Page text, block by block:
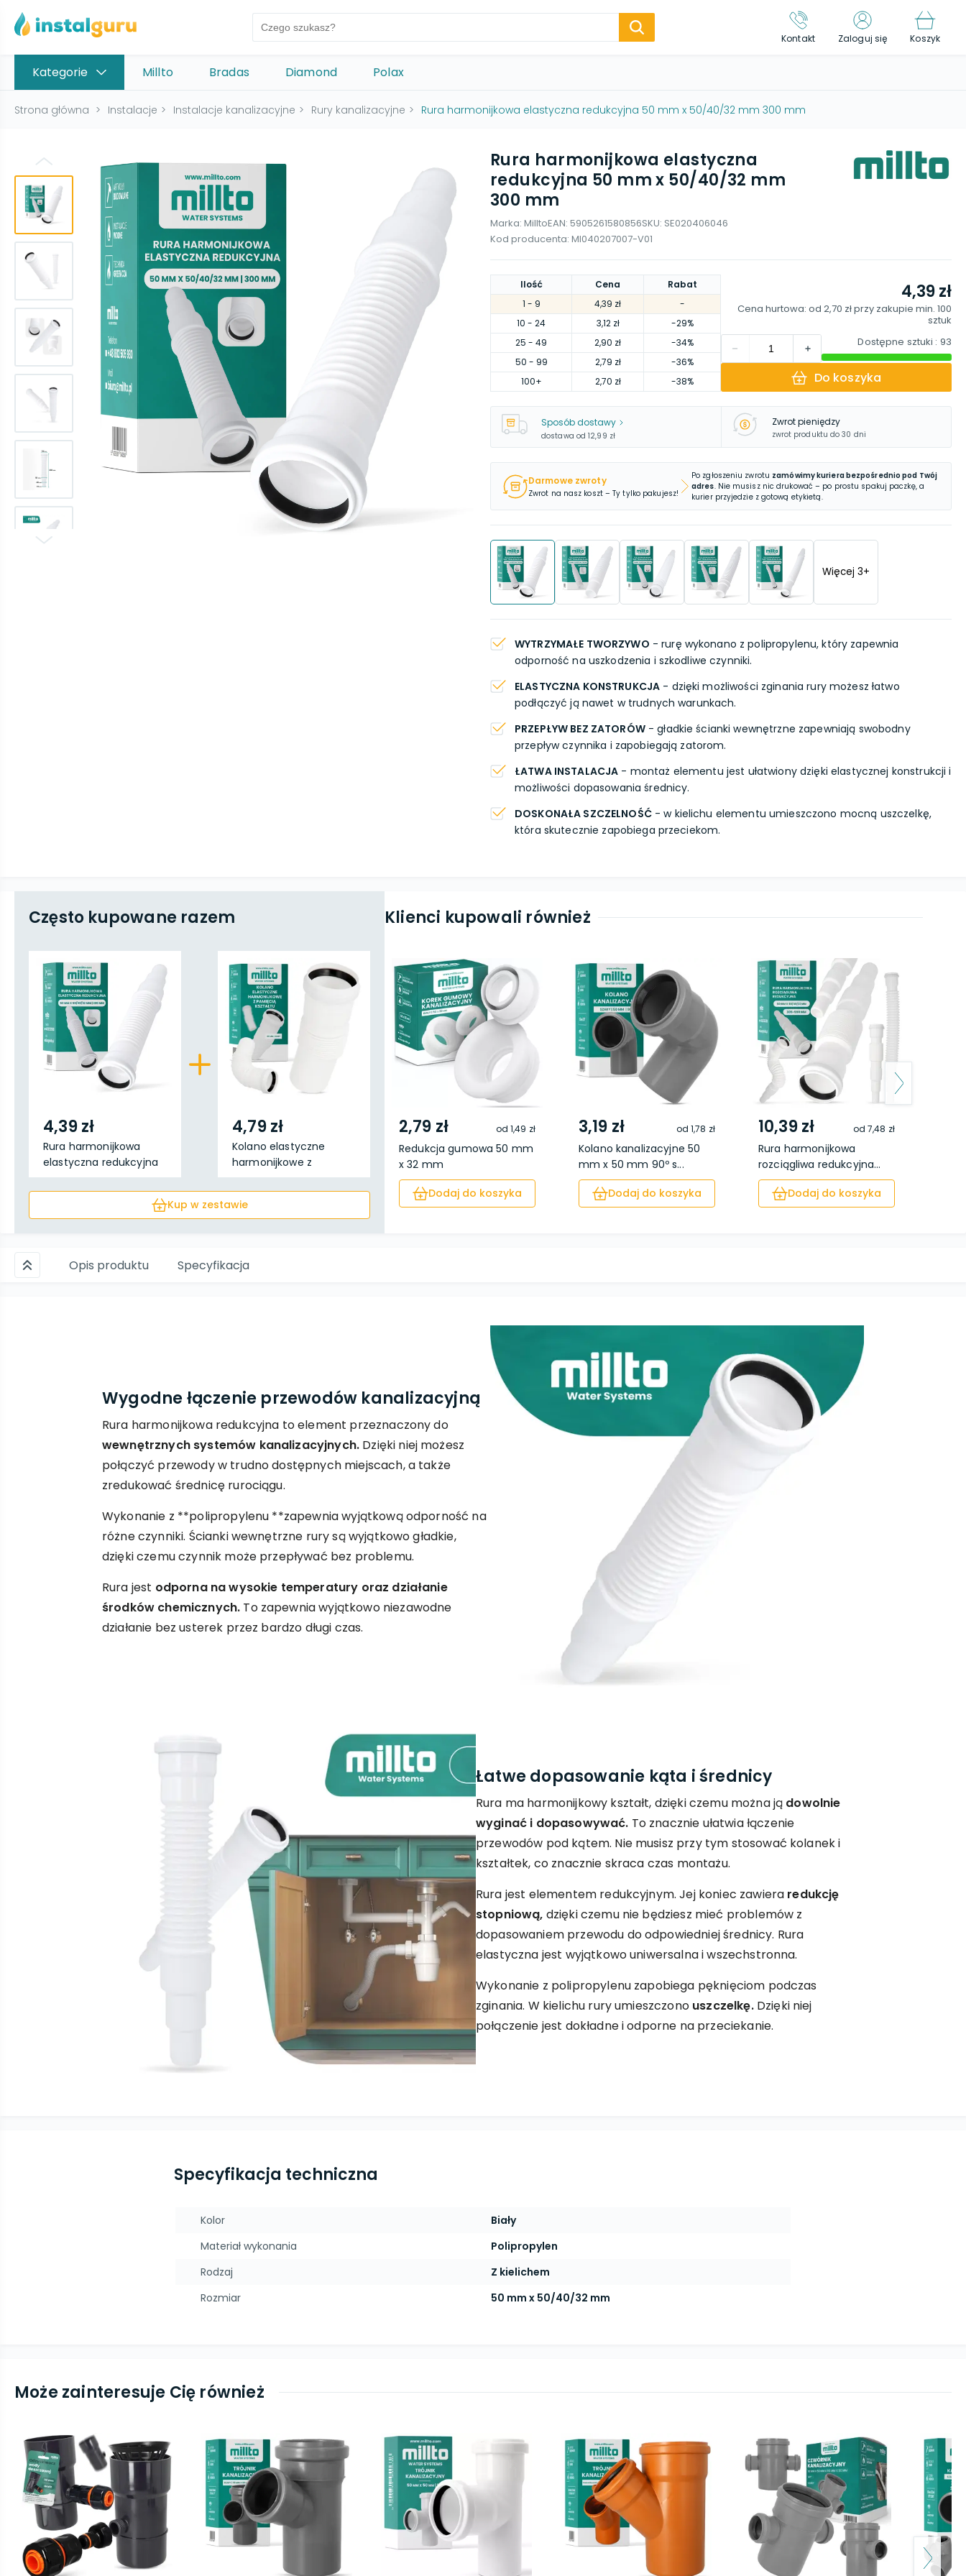
Kontakt Zaloguj się Koszyk
Kategorie Millto Bradas Diamond Polax
Strona główna > Instalacje > Instalacje kanalizacyjne > Rury kanalizacyjne > Rura harmonijkowa elastyczna redukcyjna 50 mm x 50/40/32 mm 300 mm
Rura harmonijkowa elastyczna
redukcyjna 50 mm x 50/40/32 mm
300 mm
Marka: MilltoEAN: 5905261580856SKU: SE020406046
Kod producenta: MI040207007-V01
Ilość Cena
Rabat
1 - 9 4,39 zł
-
10 - 24 3,12 zł
-29%
25 - 49 2,90 zł
-34%
50 - 99 2,79 zł
-36%
100+ 2,70 zł -38%
4,39 zł
Cena hurtowa: od 2,70 złprzy zakupie min. 100
sztuk
Dostępne sztuki : 93
Do koszyka
Sposób dostawy
dostawa od 12,99 zł
Zwrot pieniędzy
zwrot produktu do 30 dni
Darmowe zwroty
Zwrot na nasz koszt – Ty tylko pakujesz!
Po zgłoszeniu zwrotu zamówimy kuriera bezpośrednio pod Twój
adres. Nie musisz nic drukować – po prostu spakuj paczkę, a
kurier przyjedzie z gotową etykietą.
Więcej 3+
WYTRZYMAŁE TWORZYWO - rurę wykonano z polipropylenu, który zapewnia
odporność na uszkodzenia i szkodliwe czynniki.
ELASTYCZNA KONSTRUKCJA - dzięki możliwości zginania rury możesz łatwo
podłączyć ją nawet w trudnych warunkach.
PRZEPŁYW BEZ ZATORÓW- gładkie ścianki wewnętrzne zapewniają swobodny
przepływ czynnika i zapobiegają zatorom.
ŁATWA INSTALACJA - montaż elementu jest ułatwiony dzięki elastycznej konstrukcji i
możliwości dopasowania średnicy.
DOSKONAŁA SZCZELNOŚĆ- w kielichu elementu umieszczono mocną uszczelkę,
która skutecznie zapobiega przeciekom.
Często kupowane razem
4,39 zł
Rura harmonijkowa
elastyczna redukcyjna
...
4,79 zł
Kolano elastyczne
harmonijkowe z
pamięci...
Kup w zestawie
Klienci kupowali również
2,79 zł od1,49 zł
Redukcja gumowa 50 mm
x 32 mm
Dodaj do koszyka
3,19 zł od1,78 zł
Kolano kanalizacyjne 50
mm x 50 mm 90º s...
Dodaj do koszyka
10,39 zł od7,48 zł
Rura harmonijkowa
rozciągliwa redukcyjna...
Dodaj do koszyka
Opis produktu Specyfikacja
Wygodne łączenie przewodów kanalizacyjną
Rura harmonijkowa redukcyjna to element przeznaczony do
wewnętrznych systemów kanalizacyjnych. Dzięki niej możesz
połączyć przewody w trudno dostępnych miejscach, a także
zredukować średnicę rurociągu.
Wykonanie z **polipropylenu **zapewnia wyjątkową odporność na
różne czynniki. Ścianki wewnętrzne rury są wyjątkowo gładkie,
dzięki czemu czynnik może przepływać bez problemu.
Rura jest odporna na wysokie temperatury oraz działanie
środków chemicznych. To zapewnia wyjątkowo niezawodne
działanie bez usterek przez bardzo długi czas.
Łatwe dopasowanie kąta i średnicy
Rura ma harmonijkowy kształt, dzięki czemu można ją dowolnie
wyginać i dopasowywać. To znacznie ułatwia łączenie
przewodów pod kątem. Nie musisz przy tym stosować kolanek i
kształtek, co znacznie skraca czas montażu.
Rura jest elementem redukcyjnym. Jej koniec zawiera redukcję
stopniową, dzięki czemu nie będziesz mieć problemów z
dopasowaniem przewodu do odpowiedniej średnicy. Rura
elastyczna jest wyjątkowo uniwersalna i wszechstronna.
Wykonanie z polipropylenu zapobiega pęknięciom podczas
zginania. W kielichu rury umieszczono uszczelkę.Dzięki niej
połączenie jest dokładne i odporne na przeciekanie.
Specyfikacja techniczna
Kolor
Biały
Materiał wykonania
Polipropylen
Rodzaj
Z kielichem
Rozmiar
50 mm x 50/40/32 mm
Może zainteresuje Cię również